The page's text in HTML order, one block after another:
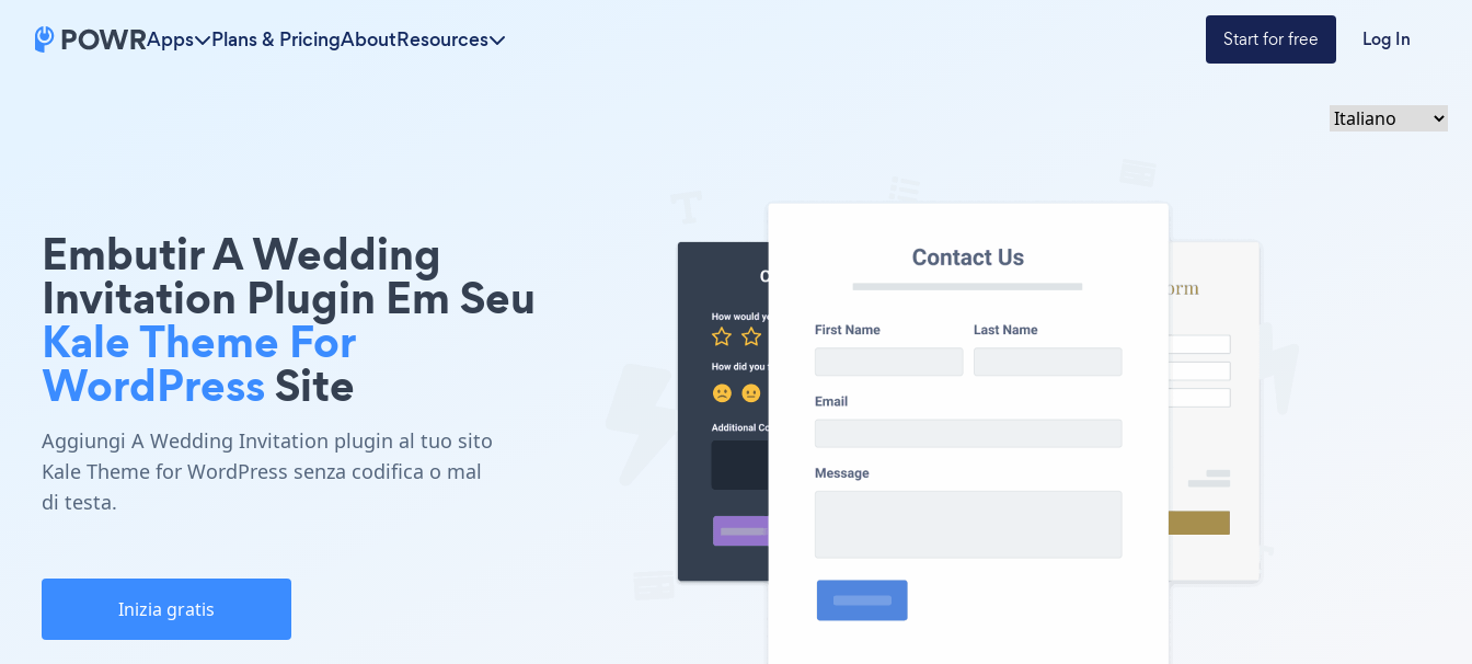
Apps Plans & PricingAboutResources Start for free Log In
Embutir A Wedding
Invitation Plugin Em Seu
Kale Theme For
WordPressSite
Aggiungi A Wedding Invitation plugin al tuo sito
Kale Theme for WordPress senza codifica o mal
di testa.
Inizia gratis